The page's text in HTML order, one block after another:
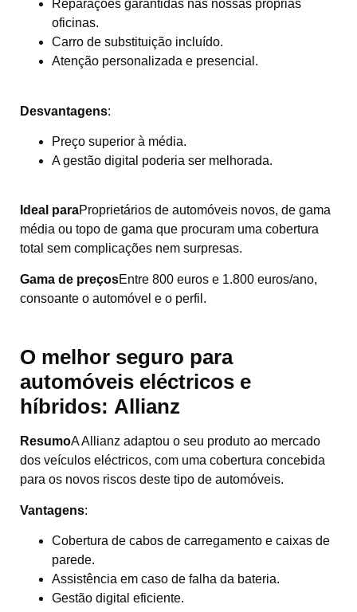
Reparações garantidas nas nossas próprias
oficinas.
Carro de substituição incluído.
Atenção personalizada e presencial.
Desvantagens:
Preço superior à média.
A gestão digital poderia ser melhorada.
Ideal paraProprietários de automóveis novos, de gama
média ou topo de gama que procuram uma cobertura
total sem complicações nem surpresas.
Gama de preçosEntre 800 euros e 1.800 euros/ano,
consoante o automóvel e o perfil.
O melhor seguro para
automóveis eléctricos e
híbridos: Allianz
ResumoA Allianz adaptou o seu produto ao mercado
dos veículos eléctricos, com uma cobertura concebida
para os novos riscos deste tipo de automóveis.
Vantagens:
Cobertura de cabos de carregamento e caixas de
parede.
Assistência em caso de falha da bateria.
Gestão digital eficiente.